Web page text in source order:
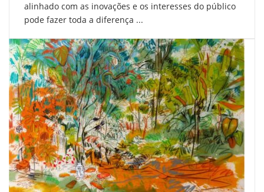
alinhado com as inovações e os interesses do público
pode fazer toda a diferença ...